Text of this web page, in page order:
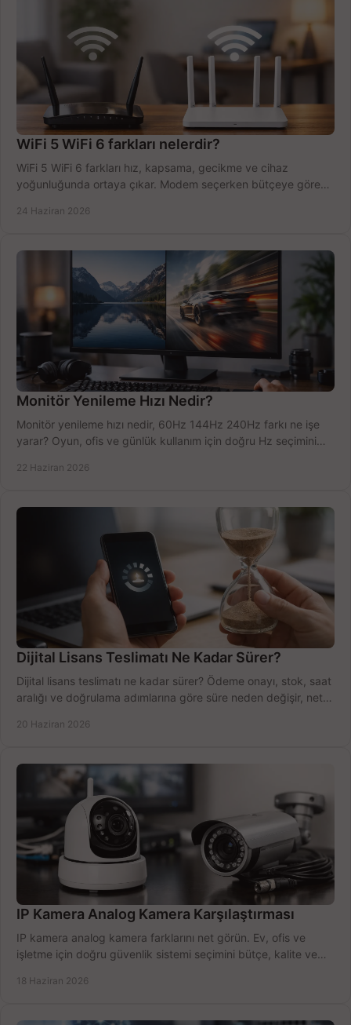
WiFi 5 WiFi 6 farkları nelerdir?
WiFi 5 WiFi 6 farkları hız, kapsama, gecikme ve cihaz
yoğunluğunda ortaya çıkar. Modem seçerken bütçeye göre
24 Haziran 2026
Monitör Yenileme Hızı Nedir?
Monitör yenileme hızı nedir, 60Hz 144Hz 240Hz farkı ne işe
yarar? Oyun, ofis ve günlük kullanım için doğru Hz seçimini
22 Haziran 2026
Dijital Lisans Teslimatı Ne Kadar Sürer?
Dijital lisans teslimatı ne kadar sürer? Ödeme onayı, stok, saat
aralığı ve doğrulama adımlarına göre süre neden değişir, net
20 Haziran 2026
IP Kamera Analog Kamera Karşılaştırması
IP kamera analog kamera farklarını net görün. Ev, ofis ve
işletme için doğru güvenlik sistemi seçimini bütçe, kalite ve
18 Haziran 2026